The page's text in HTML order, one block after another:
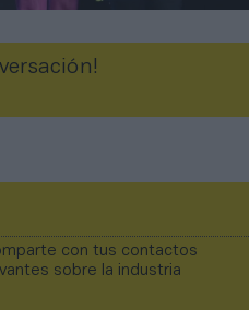
con tus contactos
sobre la industria